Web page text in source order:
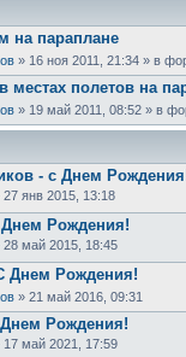
на параплане
» 16 ноя 2011, 21:34 » в
местах полетов на
» 19 май 2011, 08:52 » в
- с Днем
27 янв 2015, 13:18
Рождения!
28 май 2015, 18:45
Днем Рождения!
» 21 май 2016, 09:31
Рождения!
17 май 2021, 17:59